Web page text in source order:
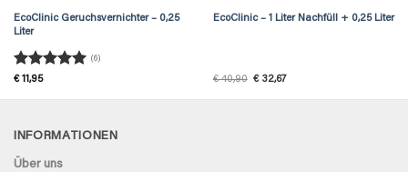
EcoClinic Geruchsvernichter – 0,25
Liter
Rated
(6)
€11,95
EcoClinic – 1 Liter Nachfüll + 0,25 Liter
€40,90 Original
was:
€32,67Current
is:
INFORMATIONEN
Über uns